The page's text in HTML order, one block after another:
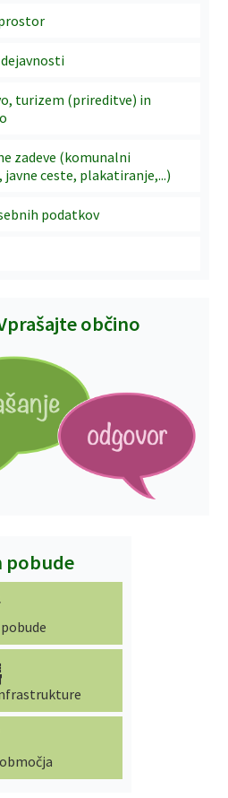
turizem (prireditve) in
zadeve (komunalni
javne ceste, plakatiranje,...)
podatkov
občino
pobude